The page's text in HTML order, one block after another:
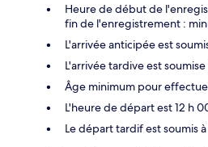
Heure de début de
fin de l'enregistrement :
L'arrivée anticipée est
L'arrivée tardive est
Âge minimum pour
L'heure de départ est 12 h
Le départ tardif est soumis